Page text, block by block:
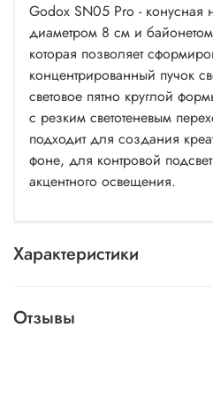
Godox SN05 Pro - конусная
диаметром 8 см и
которая позволяет
концентрированный пучок
световое пятно круглой
с резким светотеневым
подходит для создания
фоне, для контровой
акцентного освещения.
Характеристики
Отзывы